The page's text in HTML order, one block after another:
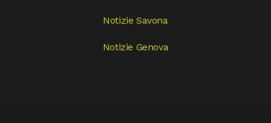
Notizie Savona
Notizie Genova